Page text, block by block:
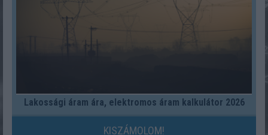
Lakossági áram ára, elektromos áram kalkulátor 2026
KISZÁMOLOM!